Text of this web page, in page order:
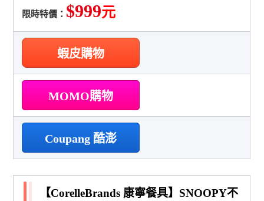
限時特價： $999元
蝦皮購物
MOMO購物
Coupang 酷澎
【CorelleBrands 康寧餐具】SNOOPY不